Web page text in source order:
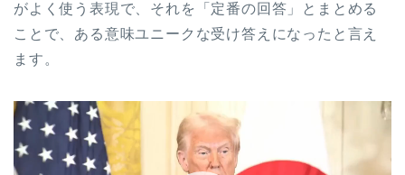
がよく使う表現で、それを「定番の回答」とまとめる
ことで、ある意味ユニークな受け答えになったと言え
ます。
動
画
プ
レ